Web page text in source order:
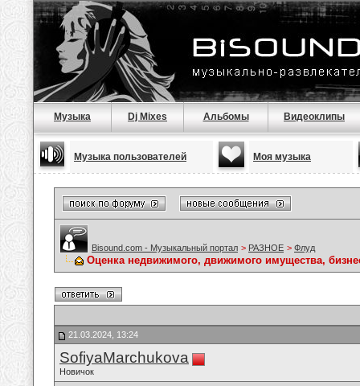
Музыка Dj Mixes Альбомы Видеоклипы
Музыка пользователей Моя музыка
Bisound.com - Музыкальный портал > РАЗНОЕ > Флуд
Оценка недвижимого, движимого имущества,
21.03.2024, 13:24
SofiyaMarchukova
Новичок